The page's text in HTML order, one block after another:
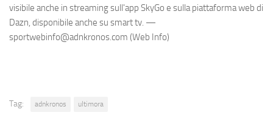
visibile anche in streaming sull'app SkyGo e sulla piattaforma web di
Dazn, disponibile anche su smart tv. —
sportwebinfo@adnkronos.com (Web Info)
Tag: adnkronos ultimora